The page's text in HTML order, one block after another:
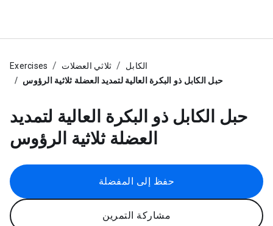
Exercises ثلاثي العضلات
الكابل
حبل الكابل ذو البكرة العالية لتمديد العضلة ثلاثية الرؤوس
حبل الكابل ذو البكرة العالية لتمديد
العضلة ثلاثية الرؤوس
حفظ إلى المفضلة
مشاركة التمرين